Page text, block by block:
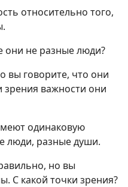
относительно того,
они не разные люди?
вы говорите, что они
зрения важности они
одинаковую
люди, разные души.
но вы
С какой точки зрения?